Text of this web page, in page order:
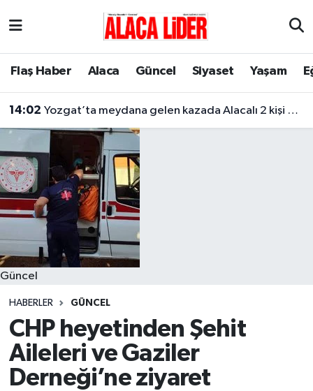
Flaş Haber Alaca Güncel Siyaset Yaşam
14:02 Yozgat’ta meydana gelen kazada Alacalı 2 kişi hayatını kaybetti
Güncel
HABERLER GÜNCEL
CHP heyetinden Şehit
Aileleri ve Gaziler
Derneği’ne ziyaret
Çorum Nöbetçi Eczaneler
Çorum Trafik Yoğunluk Haritası
Süper Lig Puan Durumu ve Fikstür
Tüm Manşetler
Son Dakika Haberleri
Haber Arşivi